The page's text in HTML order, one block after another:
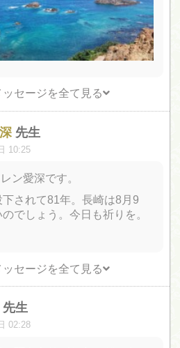
セージを全て見る
先生
10:25
ン愛深です。
されて81年。長崎は8月9
でしょう。今日も祈りを。
セージを全て見る
先生
02:28